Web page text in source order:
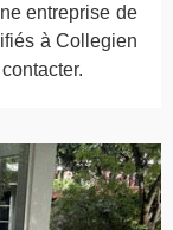
entreprise de
à Collegien